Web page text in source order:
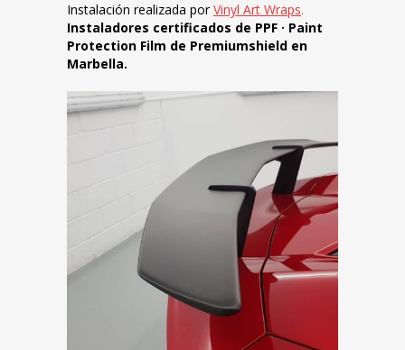
Instalación realizada porVinyl Art Wraps.
Instaladores certificados de PPF · Paint
Protection Film de Premiumshield en
Marbella.